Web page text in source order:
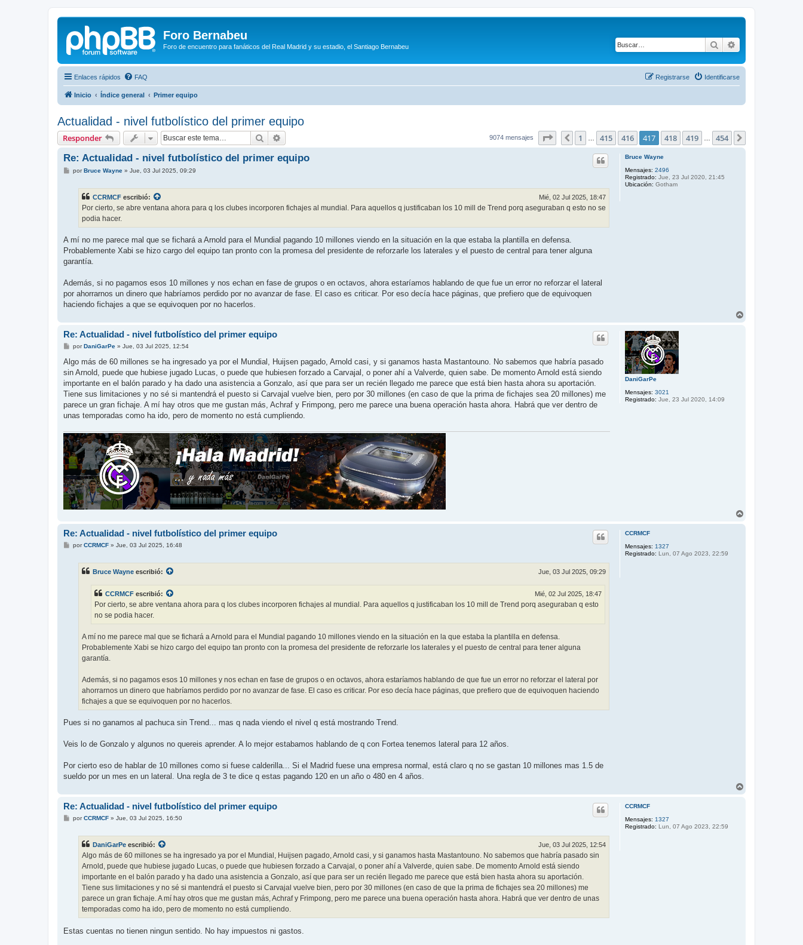
Foro Bernabeu
Foro de encuentro para fanáticos del Real Madrid y su estadio, el Santiago Bernabeu Buscar
Enlaces rápidos FAQ Identificarse
Registrarse
Inicio Índice general Primer equipo
Actualidad - nivel futbolístico del primer equipo
Responder Buscar 9074 mensajes Página417 de454
Anterior
1 415 416 417 418 419 454
Bruce Wayne
Mensajes: 2496
Registrado: Jue, 23 Jul 2020, 21:45
Ubicación: Gotham
Re: Actualidad - nivel futbolístico del primer equipo
MporBruce Wayne» Jue, 03 Jul 2025, 09:29
CCRMCF escribió: Mié, 02 Jul 2025, 18:47
Por cierto, se abre ventana ahora para q los clubes incorporen fichajes al mundial. Para aquellos q justificaban los 10 mill de Trend porq aseguraban q esto no se
podia hacer.
A mí no me parece mal que se fichará a Arnold para el Mundial pagando 10 millones viendo en la situación en la que estaba la plantilla en defensa.
Probablemente Xabi se hizo cargo del equipo tan pronto con la promesa del presidente de reforzarle los laterales y el puesto de central para tener alguna
garantía.
Además, si no pagamos esos 10 millones y nos echan en fase de grupos o en octavos, ahora estaríamos hablando de que fue un error no reforzar el lateral
por ahorrarnos un dinero que habríamos perdido por no avanzar de fase. El caso es criticar. Por eso decía hace páginas, que prefiero que de equivoquen
haciendo fichajes a que se equivoquen por no hacerlos.
DaniGarPe
Mensajes: 3021
Registrado: Jue, 23 Jul 2020, 14:09
Re: Actualidad - nivel futbolístico del primer equipo
M
n
s
a
j
e
porDaniGarPe» Jue, 03 Jul 2025, 12:54
Algo más de 60 millones se ha ingresado ya por el Mundial, Huijsen pagado, Arnold casi, y si ganamos hasta Mastantouno. No sabemos que habría pasado
sin Arnold, puede que hubiese jugado Lucas, o puede que hubiesen forzado a Carvajal, o poner ahí a Valverde, quien sabe. De momento Arnold está siendo
importante en el balón parado y ha dado una asistencia a Gonzalo, así que para ser un recién llegado me parece que está bien hasta ahora su aportación.
Tiene sus limitaciones y no sé si mantendrá el puesto si Carvajal vuelve bien, pero por 30 millones (en caso de que la prima de fichajes sea 20 millones) me
parece un gran fichaje. A mí hay otros que me gustan más, Achraf y Frimpong, pero me parece una buena operación hasta ahora. Habrá que ver dentro de
unas temporadas como ha ido, pero de momento no está cumpliendo.
CCRMCF
Mensajes: 1327
Registrado: Lun, 07 Ago 2023, 22:59
Re: Actualidad - nivel futbolístico del primer equipo
MporCCRMCF» Jue, 03 Jul 2025, 16:48
Bruce Wayne escribió: Jue, 03 Jul 2025, 09:29
CCRMCF escribió: Mié, 02 Jul 2025, 18:47
Por cierto, se abre ventana ahora para q los clubes incorporen fichajes al mundial. Para aquellos q justificaban los 10 mill de Trend porq aseguraban q esto
no se podia hacer.
A mí no me parece mal que se fichará a Arnold para el Mundial pagando 10 millones viendo en la situación en la que estaba la plantilla en defensa.
Probablemente Xabi se hizo cargo del equipo tan pronto con la promesa del presidente de reforzarle los laterales y el puesto de central para tener alguna
garantía.
Además, si no pagamos esos 10 millones y nos echan en fase de grupos o en octavos, ahora estaríamos hablando de que fue un error no reforzar el lateral por
ahorrarnos un dinero que habríamos perdido por no avanzar de fase. El caso es criticar. Por eso decía hace páginas, que prefiero que de equivoquen haciendo
fichajes a que se equivoquen por no hacerlos.
Pues si no ganamos al pachuca sin Trend... mas q nada viendo el nivel q está mostrando Trend.
Veis lo de Gonzalo y algunos no quereis aprender. A lo mejor estabamos hablando de q con Fortea tenemos lateral para 12 años.
Por cierto eso de hablar de 10 millones como si fuese calderilla... Si el Madrid fuese una empresa normal, está claro q no se gastan 10 millones mas 1.5 de
sueldo por un mes en un lateral. Una regla de 3 te dice q estas pagando 120 en un año o 480 en 4 años.
CCRMCF
Mensajes: 1327
Registrado: Lun, 07 Ago 2023, 22:59
Re: Actualidad - nivel futbolístico del primer equipo
MporCCRMCF» Jue, 03 Jul 2025, 16:50
DaniGarPe escribió: Jue, 03 Jul 2025, 12:54
Algo más de 60 millones se ha ingresado ya por el Mundial, Huijsen pagado, Arnold casi, y si ganamos hasta Mastantouno. No sabemos que habría pasado sin
Arnold, puede que hubiese jugado Lucas, o puede que hubiesen forzado a Carvajal, o poner ahí a Valverde, quien sabe. De momento Arnold está siendo
importante en el balón parado y ha dado una asistencia a Gonzalo, así que para ser un recién llegado me parece que está bien hasta ahora su aportación.
Tiene sus limitaciones y no sé si mantendrá el puesto si Carvajal vuelve bien, pero por 30 millones (en caso de que la prima de fichajes sea 20 millones) me
parece un gran fichaje. A mí hay otros que me gustan más, Achraf y Frimpong, pero me parece una buena operación hasta ahora. Habrá que ver dentro de unas
temporadas como ha ido, pero de momento no está cumpliendo.
Estas cuentas no tienen ningun sentido. No hay impuestos ni gastos.